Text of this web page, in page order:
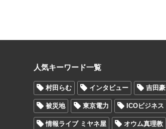
人気キーワード一覧
村田らむ インタビュー 吉田豪
被災地 東京電力 ICOビジネス
情報ライブ ミヤネ屋 オウム真理教